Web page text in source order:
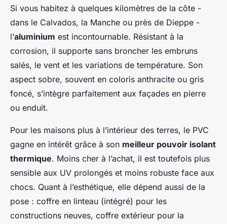
Si vous habitez à quelques kilomètres de la côte -
dans le Calvados, la Manche ou près de Dieppe -
l’aluminium est incontournable. Résistant à la
corrosion, il supporte sans broncher les embruns
salés, le vent et les variations de température. Son
aspect sobre, souvent en coloris anthracite ou gris
foncé, s’intègre parfaitement aux façades en pierre
ou enduit.
Pour les maisons plus à l’intérieur des terres, le PVC
gagne en intérêt grâce à son meilleur pouvoir isolant
thermique. Moins cher à l’achat, il est toutefois plus
sensible aux UV prolongés et moins robuste face aux
chocs. Quant à l’esthétique, elle dépend aussi de la
pose : coffre en linteau (intégré) pour les
constructions neuves, coffre extérieur pour la